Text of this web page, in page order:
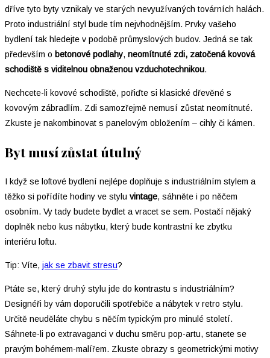
dříve tyto byty vznikaly ve starých nevyužívaných továrních halách.
Proto industriální styl bude tím nejvhodnějším. Prvky vašeho
bydlení tak hledejte v podobě průmyslových budov. Jedná se tak
především o betonové podlahy, neomítnuté zdi, zatočená kovová
schodiště s viditelnou obnaženou vzduchotechnikou.
Nechcete-li kovové schodiště, pořiďte si klasické dřevěné s
kovovým zábradlím. Zdi samozřejmě nemusí zůstat neomítnuté.
Zkuste je nakombinovat s panelovým obložením – cihly či kámen.
Byt musí zůstat útulný
I když se loftové bydlení nejlépe doplňuje s industriálním stylem a
těžko si pořídíte hodiny ve stylu vintage, sáhněte i po něčem
osobním. Vy tady budete bydlet a vracet se sem. Postačí nějaký
doplněk nebo kus nábytku, který bude kontrastní ke zbytku
interiéru loftu.
Tip: Víte, jak se zbavit stresu?
Ptáte se, který druhý stylu jde do kontrastu s industriálním?
Designéři by vám doporučili spotřebiče a nábytek v retro stylu.
Určitě neuděláte chybu s něčím typickým pro minulé století.
Sáhnete-li po extravaganci v duchu směru pop-artu, stanete se
pravým bohémem-malířem. Zkuste obrazy s geometrickými motivy